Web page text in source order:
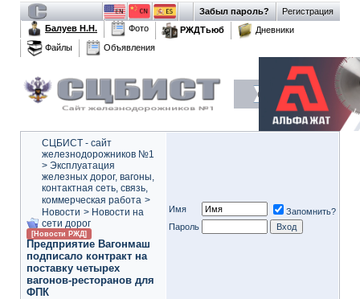
Регистрация
Забыл пароль?
Балуев Н.Н.
Фото РЖДТьюб
Дневники
Файлы
Объявления
СЦБИСТ - сайт
железнодорожников №1
> Эксплуатация
железных дорог, вагоны,
контактная сеть, связь,
коммерческая работа >
Новости > Новости на
сети дорог
[Новости РЖД]
Предприятие Вагонмаш
подписало контракт на
поставку четырех
вагонов-ресторанов для
ФПК
Имя
Запомнить?
Пароль